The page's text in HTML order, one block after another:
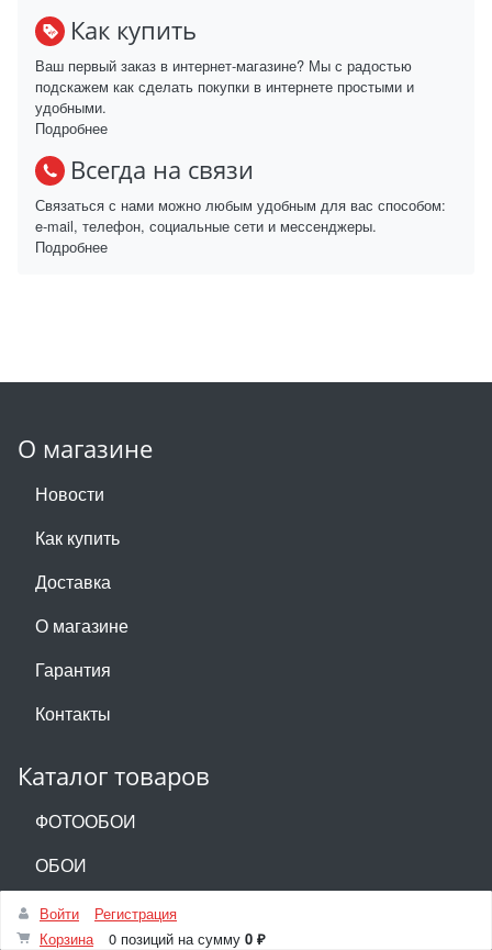
Как купить
Ваш первый заказ в интернет-магазине? Мы с радостью
подскажем как сделать покупки в интернете простыми и
удобными.
Подробнее
Всегда на связи
Связаться с нами можно любым удобным для вас способом:
e-mail, телефон, социальные сети и мессенджеры.
Подробнее
О магазине
Новости
Как купить
Доставка
О магазине
Гарантия
Контакты
Каталог товаров
ФОТООБОИ
ОБОИ
Войти
Регистрация
Корзина
0 позиций на сумму 0 ₽